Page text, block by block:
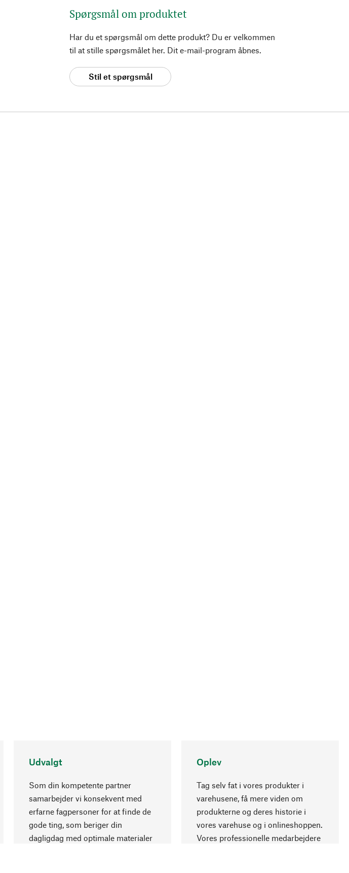
Spørgsmål om produktet
Har du et spørgsmål om dette produkt? Du er velkommen
til at stille spørgsmålet her. Dit e-mail-program åbnes.
Stil et spørgsmål
Udvalgt
Som din kompetente partner
samarbejder vi konsekvent med
erfarne fagpersoner for at finde de
gode ting, som beriger din
dagligdag med optimale materialer
Oplev
Tag selv fat i vores produkter i
varehusene, få mere viden om
produkterne og deres historie i
vores varehuse og i onlineshoppen.
Vores professionelle medarbejdere
Opadgående